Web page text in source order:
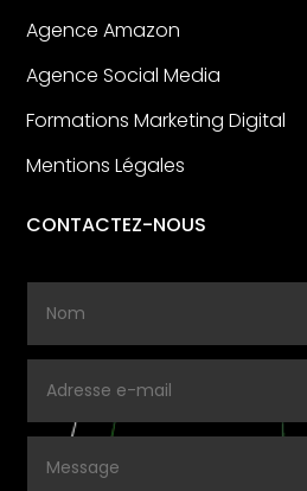
Agence Amazon
Agence Social Media
Formations Marketing Digital
Mentions Légales
CONTACTEZ-NOUS